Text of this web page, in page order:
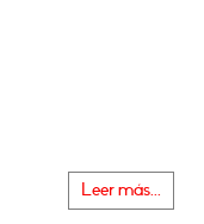
Leer más...